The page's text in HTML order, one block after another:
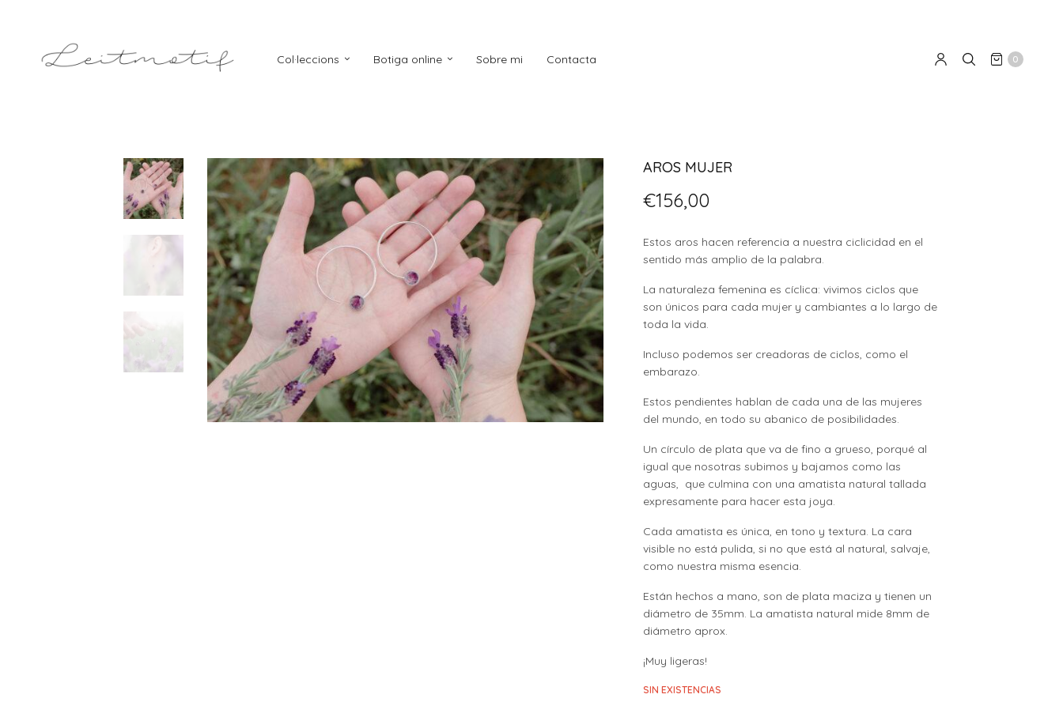
Col·leccions Botiga online Sobre mi Contacta 0
AROS MUJER
€156,00
Estos aros hacen referencia a nuestra ciclicidad en el
sentido más amplio de la palabra.
La naturaleza femenina es cíclica: vivimos ciclos que
son únicos para cada mujer y cambiantes a lo largo de
toda la vida.
Incluso podemos ser creadoras de ciclos, como el
embarazo.
Estos pendientes hablan de cada una de las mujeres
del mundo, en todo su abanico de posibilidades.
Un círculo de plata que va de fino a grueso, porqué al
igual que nosotras subimos y bajamos como las
aguas, que culmina con una amatista natural tallada
expresamente para hacer esta joya.
Cada amatista es única, en tono y textura. La cara
visible no está pulida, si no que está al natural, salvaje,
como nuestra misma esencia.
Están hechos a mano, son de plata maciza y tienen un
diámetro de 35mm. La amatista natural mide 8mm de
diámetro aprox.
¡Muy ligeras!
SIN EXISTENCIAS